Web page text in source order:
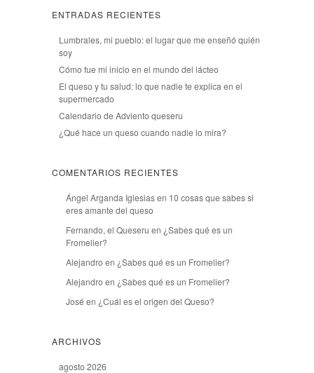
ENTRADAS RECIENTES
Lumbrales, mi pueblo: el lugar que me enseñó quién
soy
Cómo fue mi inicio en el mundo del lácteo
El queso y tu salud: lo que nadie te explica en el
supermercado
Calendario de Adviento queseru
¿Qué hace un queso cuando nadie lo mira?
COMENTARIOS RECIENTES
Ángel Arganda Iglesiasen 10 cosas que sabes si
eres amante del queso
Fernando, el Queseru en ¿Sabes qué es un
Fromelier?
Alejandro en ¿Sabes qué es un Fromelier?
Alejandro en ¿Sabes qué es un Fromelier?
José en ¿Cuál es el origen del Queso?
ARCHIVOS
agosto 2026